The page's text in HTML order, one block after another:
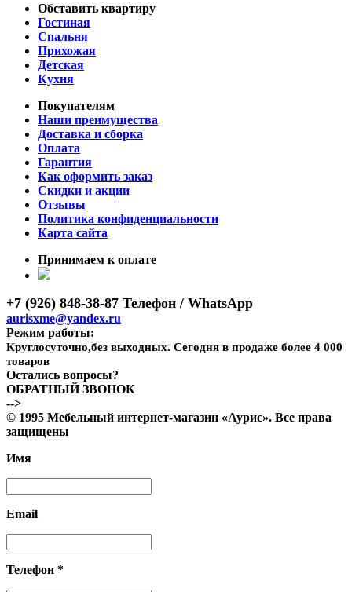
Обставить квартиру
Гостиная
Спальня
Прихожая
Детская
Кухня
Покупателям
Наши преимущества
Доставка и сборка
Оплата
Гарантия
Как оформить заказ
Скидки и акции
Отзывы
Политика конфиденциальности
Карта сайта
Принимаем к оплате
+7 (926) 848-38-87 Телефон / WhatsApp
aurisxme@yandex.ru
Режим работы:
Круглосуточно,без выходных. Сегодня в продаже более 4 000
товаров
Остались вопросы?
ОБРАТНЫЙ ЗВОНОК
-->
© 1995 Мебельный интернет-магазин «Аурис». Все права
защищены
Имя
Email
Телефон *